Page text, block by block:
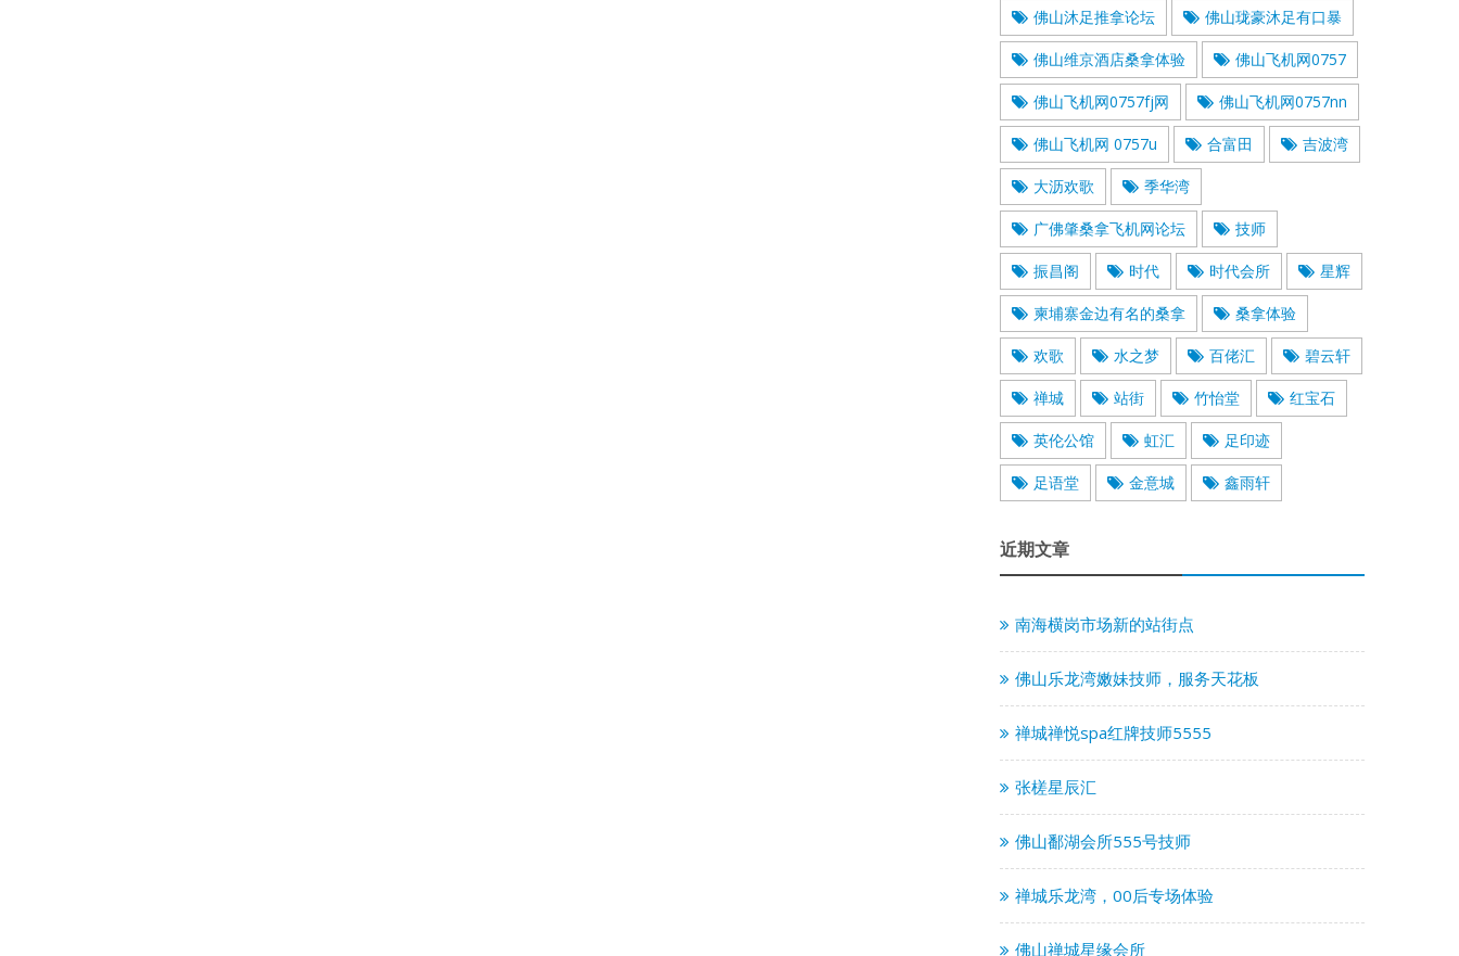
佛山沐足推拿论坛 佛山珑豪沐足有口暴
佛山维京酒店桑拿体验 佛山飞机网0757
佛山飞机网0757fj网 佛山飞机网0757nn
佛山飞机网 0757u 合富田 吉波湾
大沥欢歌 季华湾
广佛肇桑拿飞机网论坛 技师
振昌阁 时代 时代会所 星辉
柬埔寨金边有名的桑拿 桑拿体验
欢歌 水之梦 百佬汇 碧云轩
禅城 站街 竹怡堂 红宝石
英伦公馆 虹汇 足印迹
足语堂 金意城 鑫雨轩
近期文章
南海横岗市场新的站街点
佛山乐龙湾嫩妹技师，服务天花板
禅城禅悦spa红牌技师5555
张槎星辰汇
佛山鄱湖会所555号技师
禅城乐龙湾，00后专场体验
佛山禅城星缘会所